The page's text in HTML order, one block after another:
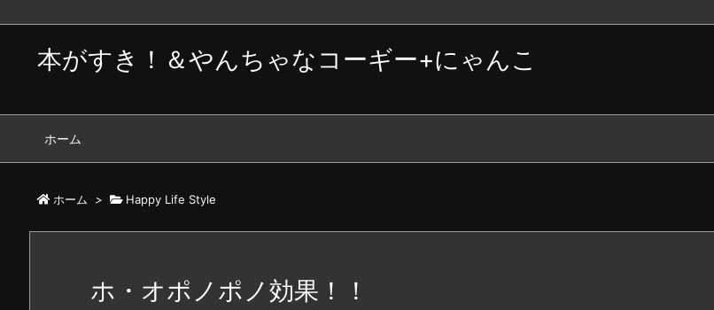
本がすき！＆やんちゃなコーギー+にゃんこ
ホーム
ホーム > Happy Life Style
ホ・オポノポノ効果！！